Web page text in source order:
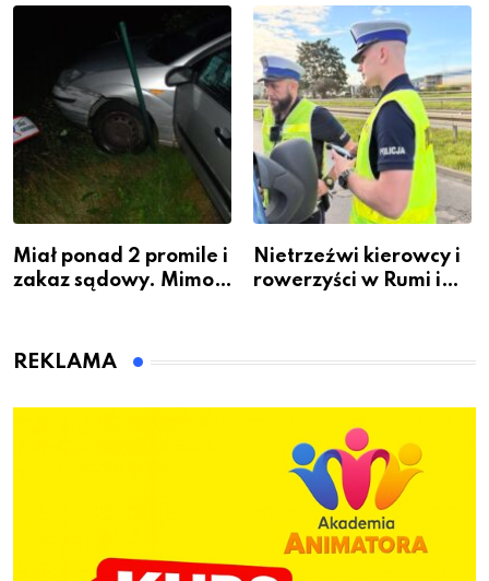
zawodem przyszłości i
gdzie się go nauczyć?
Warszawskiego
Miał ponad 2 promile i
zakaz sądowy. Mimo
Bolszewie i uderzył w
Nietrzeźwi kierowcy i
rowerzyści w Rumi i
REKLAMA